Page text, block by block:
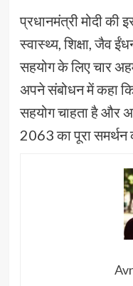
प्रधानमंत्री मोदी की
स्वास्थ्य, शिक्षा, जैव
सहयोग के लिए चार
अपने संबोधन में कहा कि
सहयोग चाहता है और
2063 का पूरा समर्थन